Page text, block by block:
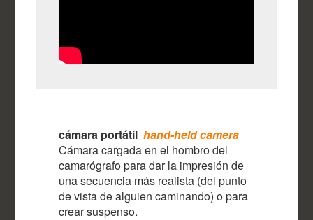
cámara portátil hand-held camera
Cámara cargada en el hombro del
camarógrafo para dar la impresión de
una secuencia más realista (del punto
de vista de alguien caminando) o para
crear suspenso.